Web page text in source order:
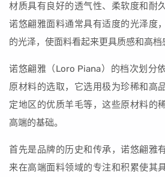
材质具有良好的透气性、柔软度和耐
诺悠翩雅面料通常具有适度的光泽度
的光泽，使面料看起来更具质感和高档
诺悠翩雅（Loro Piana）的档次划分
原材料的选取，它选用极为珍稀和高
定地区的优质羊毛等，这些原材料的
高端的基础。
首先是品牌的历史和传承，诺悠翩雅
来在高端面料领域的专注和积累使其